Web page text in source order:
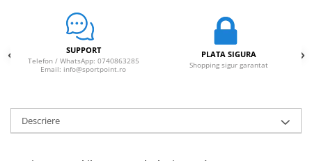
SUPPORT
Telefon / WhatsApp: 0740863285
Email: info@sportpoint.ro
PLATA SIGURA
Shopping sigur garantat
Descriere